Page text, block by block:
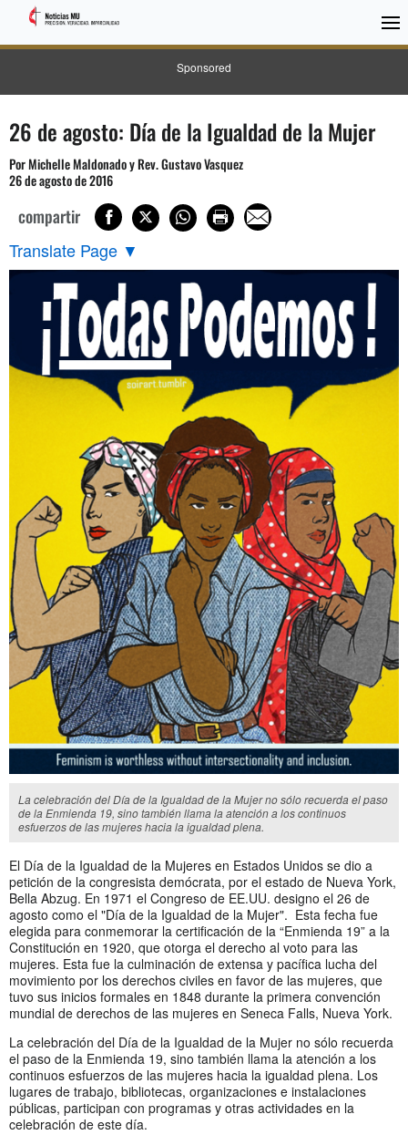
Sponsored
26 de agosto: Día de la Igualdad de la Mujer
Por Michelle Maldonado y Rev. Gustavo Vasquez
26 de agosto de 2016
compartir
Translate Page ▼
La celebración del Día de la Igualdad de la Mujer no sólo recuerda el paso
de la Enmienda 19, sino también llama la atención a los continuos
esfuerzos de las mujeres hacia la igualdad plena.
El Día de la Igualdad de la Mujeres en Estados Unidos se dio a
petición de la congresista demócrata, por el estado de Nueva York,
Bella Abzug. En 1971 el Congreso de EE.UU. designo el 26 de
agosto como el "Día de la Igualdad de la Mujer". Esta fecha fue
elegida para conmemorar la certificación de la “Enmienda 19” a la
Constitución en 1920, que otorga el derecho al voto para las
mujeres. Esta fue la culminación de extensa y pacífica lucha del
movimiento por los derechos civiles en favor de las mujeres, que
tuvo sus inicios formales en 1848 durante la primera convención
mundial de derechos de las mujeres en Seneca Falls, Nueva York.
La celebración del Día de la Igualdad de la Mujer no sólo recuerda
el paso de la Enmienda 19, sino también llama la atención a los
continuos esfuerzos de las mujeres hacia la igualdad plena. Los
lugares de trabajo, bibliotecas, organizaciones e instalaciones
públicas, participan con programas y otras actividades en la
celebración de este día.